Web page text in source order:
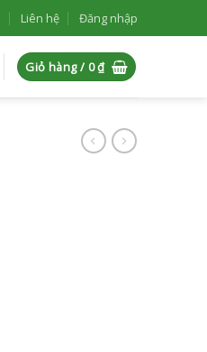
Liên hệ Đăng nhập
Giỏ hàng / 0₫